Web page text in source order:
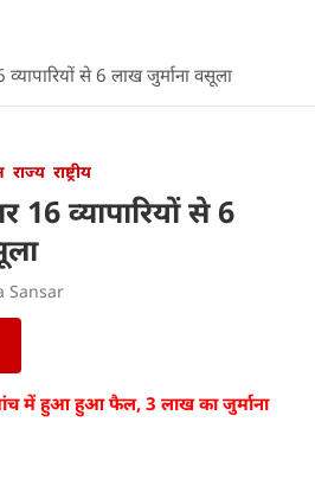
से 6 लाख जुर्माना वसूला
राज्य राष्ट्रीय
व्यापारियों से 6
Sansar
में हुआ हुआ फैल, 3 लाख का जुर्माना